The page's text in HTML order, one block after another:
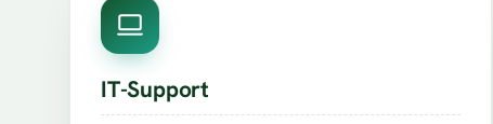
IT-Support